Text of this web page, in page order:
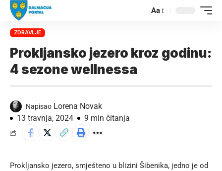
Aa
ZDRAVLJE
Prokljansko jezero kroz godinu:
4 sezone wellnessa
Napisao Lorena Novak
13 travnja, 2024
9 min čitanja
Prokljansko jezero, smješteno u blizini Šibenika, jedno je od